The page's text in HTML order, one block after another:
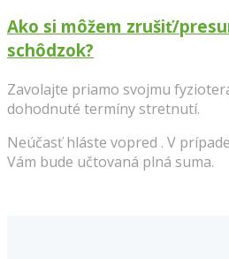
Ako si môžem zrušiť/
schôdzok?
Zavolajte priamo svojmu
dohodnuté termíny stretnutí.
Neúčasť hláste vopred . V
Vám bude učtovaná plná suma.